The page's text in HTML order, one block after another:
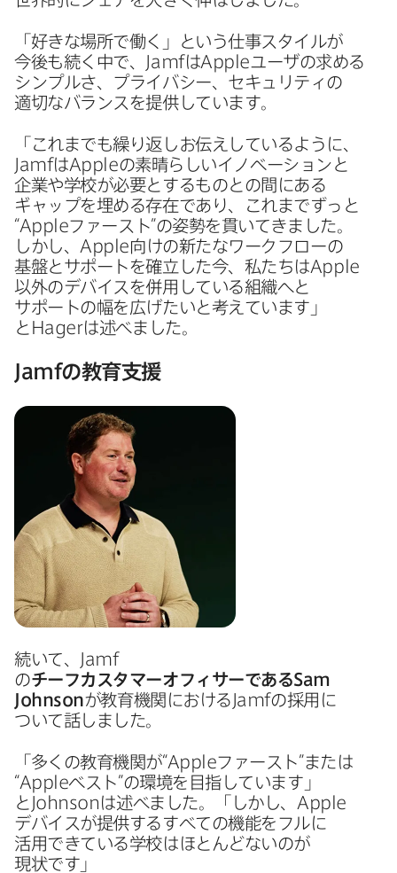
「好きな​場所で​働く」と​いう​仕事スタイルが​
今後も​続く​中で、
JamfはApple ユーザの​求める​
シンプルさ、​プライバシー、​セキュリティの​
適切な​バランスを​提供しています。
「これまでも​繰り返しお伝えしているように、
JamfはAppleの​素晴らしい​イノベーションと​
企業や​学校が​必要と​する​ものとの間に​ある​
ギャップを​埋める​存在であり、​これまで​ずっと​
“Appleファースト”の​姿勢を​貫いてきました。​
しかし、 Apple向けの​新たな​ワークフローの​
基盤と​サポートを​確立した​今、​私たちはApple
以外の​デバイスを​併用している​組織へと​
サポートの​幅を​広げたいと​考えています」
と Hagerは​述べました。
Jamfの​教育支援
続いて、
Jamf
のチーフカスタマーオフィサーであるSam
Johnsonが​教育機関に​おける Jamfの​採用に​
ついて​話しました。
「多くの​教育機関が​“Appleファースト”または​
“Appleベスト”の​環境を​目指しています」
と Johnson は​述べました。​「しかし、 Apple
デバイスが​提供する​すべての機能を​フルに​
活用できている​学校は​ほとんどないのが​
現状です」